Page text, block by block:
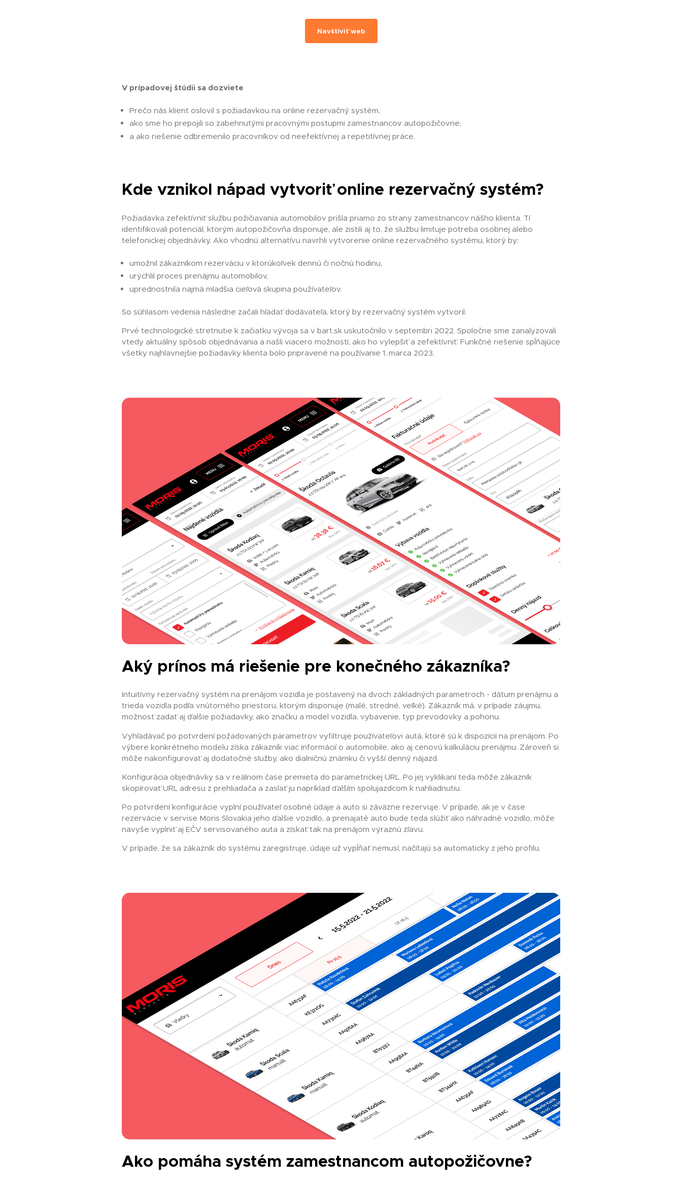
Navštíviť web
V prípadovej štúdii sa dozviete
Prečo nás klient oslovil s požiadavkou na online rezervačný systém,
ako sme ho prepojili so zabehnutými pracovnými postupmi zamestnancov autopožičovne,
a ako riešenie odbremenilo pracovníkov od neefektívnej a repetitívnej práce.
Kde vznikol nápad vytvoriť online rezervačný systém?
Požiadavka zefektívniť službu požičiavania automobilov prišla priamo zo strany zamestnancov nášho klienta. Tí
identifikovali potenciál, ktorým autopožičovňa disponuje, ale zistili aj to, že službu limituje potreba osobnej alebo
telefonickej objednávky. Ako vhodnú alternatívu navrhli vytvorenie online rezervačného systému, ktorý by:
umožnil zákazníkom rezerváciu v ktorúkoľvek dennú či nočnú hodinu,
urýchlil proces prenájmu automobilov,
uprednostnila najmä mladšia cieľová skupina používateľov.
So súhlasom vedenia následne začali hľadať dodávateľa, ktorý by rezervačný systém vytvoril.
Prvé technologické stretnutie k začiatku vývoja sa v bart.sk uskutočnilo v septembri 2022. Spoločne sme zanalyzovali
vtedy aktuálny spôsob objednávania a našli viacero možností, ako ho vylepšiť a zefektívniť. Funkčné riešenie spĺňajúce
všetky najhlavnejšie požiadavky klienta bolo pripravené na používanie 1. marca 2023.
Aký prínos má riešenie pre konečného zákazníka?
Intuitívny rezervačný systém na prenájom vozidla je postavený na dvoch základných parametroch - dátum prenájmu a
trieda vozidla podľa vnútorného priestoru, ktorým disponuje (malé, stredné, veľké). Zákazník má, v prípade záujmu,
možnosť zadať aj ďalšie požiadavky, ako značku a model vozidla, vybavenie, typ prevodovky a pohonu.
Vyhľadávač po potvrdení požadovaných parametrov vyfiltruje používateľovi autá, ktoré sú k dispozícii na prenájom. Po
výbere konkrétneho modelu získa zákazník viac informácií o automobile, ako aj cenovú kalkuláciu prenájmu. Zároveň si
môže nakonfigurovať aj dodatočné služby, ako dialničnú známku či vyšší denný nájazd.
Konfigurácia objednávky sa v reálnom čase premieta do parametrickej URL. Po jej vyklikaní teda môže zákazník
skopírovať URL adresu z prehliadača a zaslať ju napríklad ďalším spolujazdcom k nahliadnutiu.
Po potvrdení konfigurácie vyplní používateľ osobné údaje a auto si záväzne rezervuje. V prípade, ak je v čase
rezervácie v servise Moris Slovakia jeho ďalšie vozidlo, a prenajaté auto bude teda slúžiť ako náhradné vozidlo, môže
navyše vyplniť aj EČV servisovaného auta a získať tak na prenájom výraznú zľavu.
V prípade, že sa zákazník do systému zaregistruje, údaje už vypĺňať nemusí, načítajú sa automaticky z jeho profilu.
Ako pomáha systém zamestnancom autopožičovne?